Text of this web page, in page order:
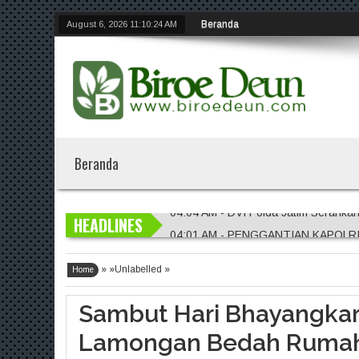
August 6, 2026 11:10:25 AM Beranda
Beranda
HEADLINES
01:54 AM - Polres Jember Masifkan
01:51 AM - Polres Jombang
04:04 AM - DVI Polda Jatim
Home » »Unlabelled »
Sambut Hari
Lamongan Bedah